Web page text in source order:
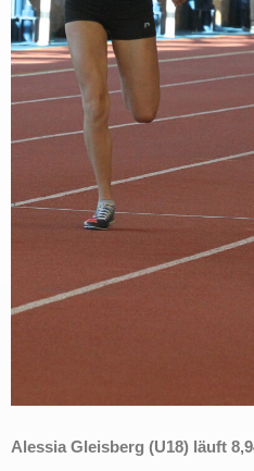
Alessia Gleisberg (U18) läuft